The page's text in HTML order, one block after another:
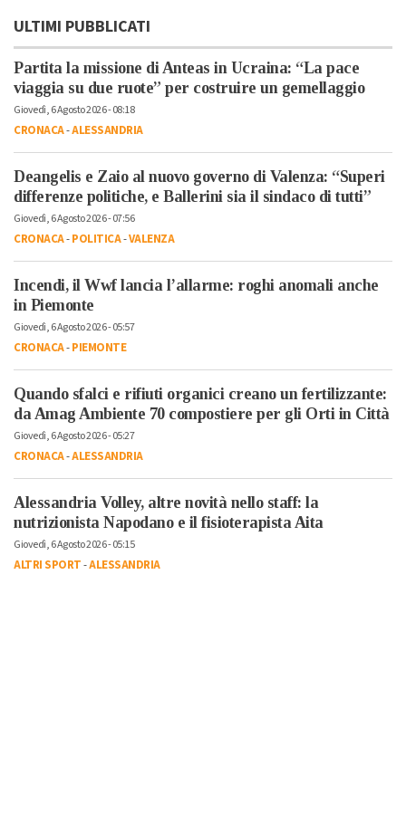
ULTIMI PUBBLICATI
Partita la missione di Anteas in Ucraina: “La pace
viaggia su due ruote” per costruire un gemellaggio
Giovedì, 6 Agosto 2026 - 08:18
CRONACA-ALESSANDRIA
Deangelis e Zaio al nuovo governo di Valenza: “Superi
differenze politiche, e Ballerini sia il sindaco di tutti”
Giovedì, 6 Agosto 2026 - 07:56
CRONACA-POLITICA-VALENZA
Incendi, il Wwf lancia l’allarme: roghi anomali anche
in Piemonte
Giovedì, 6 Agosto 2026 - 05:57
CRONACA-PIEMONTE
Quando sfalci e rifiuti organici creano un fertilizzante:
da Amag Ambiente 70 compostiere per gli Orti in Città
Giovedì, 6 Agosto 2026 - 05:27
CRONACA-ALESSANDRIA
Alessandria Volley, altre novità nello staff: la
nutrizionista Napodano e il fisioterapista Aita
Giovedì, 6 Agosto 2026 - 05:15
ALTRI SPORT-ALESSANDRIA